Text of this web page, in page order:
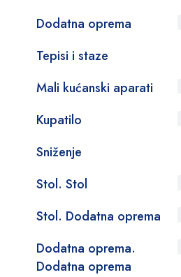
Dodatna oprema
Tepisi i staze
Mali kućanski aparati
Kupatilo
Sniženje
Stol. Stol
Stol. Dodatna oprema
Dodatna oprema.
Dodatna oprema